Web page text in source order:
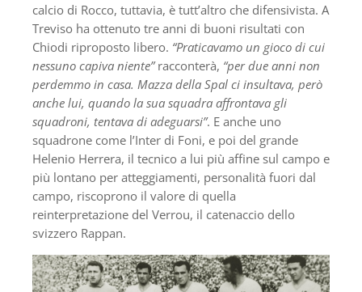
calcio di Rocco, tuttavia, è tutt’altro che difensivista. A
Treviso ha ottenuto tre anni di buoni risultati con
Chiodi riproposto libero. “Praticavamo un gioco di cui
nessuno capiva niente”racconterà, “per due anni non
perdemmo in casa. Mazza della Spal ci insultava, però
anche lui, quando la sua squadra affrontava gli
squadroni, tentava di adeguar­si”. E anche uno
squadrone come l’Inter di Foni, e poi del grande
Helenio Herrera, il tecnico a lui più affine sul campo e
più lontano per atteggiamenti, personalità fuori dal
campo, riscoprono il valore di quella
reinterpretazione del Verrou, il catenaccio dello
svizzero Rappan.